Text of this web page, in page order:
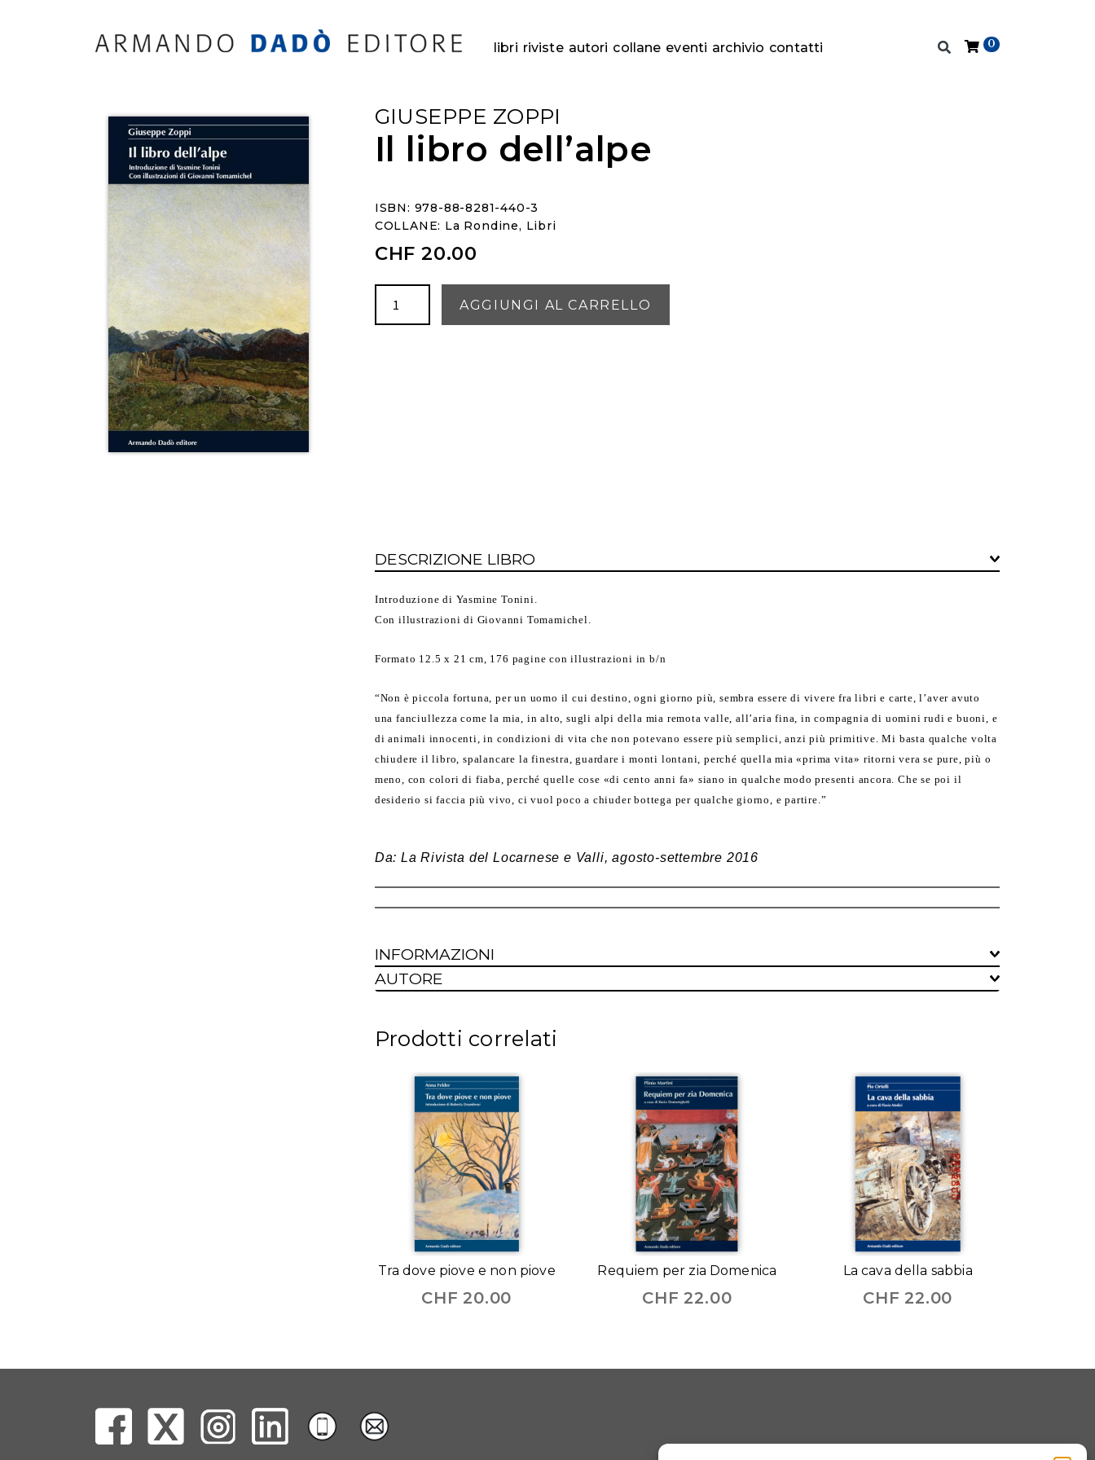
libri riviste autori collane eventi archivio contatti 0
GIUSEPPE ZOPPI
Il libro dell’alpe
ISBN: 978-88-8281-440-3
COLLANE: La Rondine, Libri
CHF 20.00
libro
AGGIUNGI AL CARRELLO
DESCRIZIONE LIBRO
Introduzione di Yasmine Tonini.
Con illustrazioni di Giovanni Tomamichel.
Formato 12.5 x 21 cm, 176 pagine con illustrazioni in b/n
“Non è piccola fortuna, per un uomo il cui destino, ogni giorno più, sembra essere di vivere fra libri e carte, l’aver avuto
una fanciullezza come la mia, in alto, sugli alpi della mia remota valle, all’aria fina, in compagnia di uomini rudi e buoni, e
di animali innocenti, in condizioni di vita che non potevano essere più semplici, anzi più primitive. Mi basta qualche volta
chiudere il libro, spalancare la finestra, guardare i monti lontani, perché quella mia «prima vita» ritorni vera se pure, più o
meno, con colori di fiaba, perché quelle cose «di cento anni fa» siano in qualche modo presenti ancora. Che se poi il
desiderio si faccia più vivo, ci vuol poco a chiuder bottega per qualche giorno, e partire.”
Da: La Rivista del Locarnese e Valli, agosto-settembre 2016
INFORMAZIONI
AUTORE
Prodotti correlati
Tra dove piove e non piove
CHF 20.00
Requiem per zia Domenica
CHF 22.00
La cava della sabbia
CHF 22.00